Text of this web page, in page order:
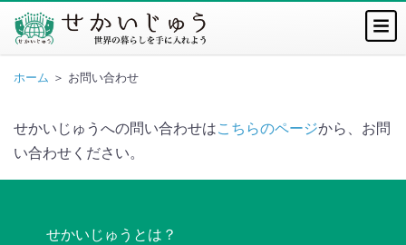
ホーム ＞ お問い合わせ
せかいじゅうへの問い合わせはこちらのページから、お問
い合わせください。
せかいじゅうとは？